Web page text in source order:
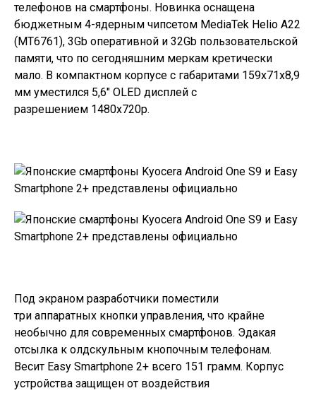
телефонов на смартфоны. Новинка оснащена
бюджетным 4-ядерным чипсетом MediaTek Helio A22
(MT6761), 3Gb оперативной и 32Gb пользовательской
памяти, что по сегодняшним меркам кретически
мало. В компактном корпусе с габаритами 159x71x8,9
мм уместился 5,6″ OLED дисплей с
разрешением 1480x720p.
Под экраном разработчики поместили
три аппаратных кнопки управления, что крайне
необычно для современных смартфонов. Эдакая
отсылка к олдскульным кнопочным телефонам.
Весит Easy Smartphone 2+ всего 151 грамм. Корпус
устройства защищен от воздействия